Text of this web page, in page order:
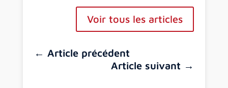
Voir tous les articles
←Article précédent
Article suivant →